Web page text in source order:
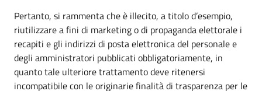
Pertanto, si rammenta che è illecito, a titolo d’esempio,
riutilizzare a fini di marketing o di propaganda elettorale i
recapiti e gli indirizzi di posta elettronica del personale e
degli amministratori pubblicati obbligatoriamente, in
quanto tale ulteriore trattamento deve ritenersi
incompatibile con le originarie finalità di trasparenza per le